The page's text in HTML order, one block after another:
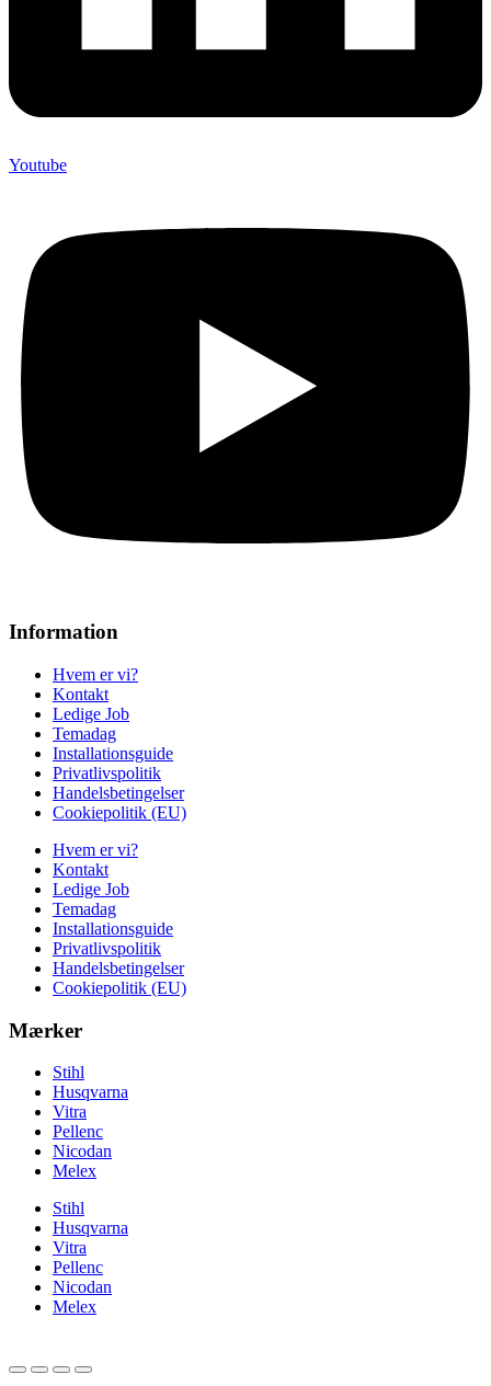
Youtube
Information
Hvem er vi?
Kontakt
Ledige Job
Temadag
Installationsguide
Privatlivspolitik
Handelsbetingelser
Cookiepolitik (EU)
Hvem er vi?
Kontakt
Ledige Job
Temadag
Installationsguide
Privatlivspolitik
Handelsbetingelser
Cookiepolitik (EU)
Mærker
Stihl
Husqvarna
Vitra
Pellenc
Nicodan
Melex
Stihl
Husqvarna
Vitra
Pellenc
Nicodan
Melex